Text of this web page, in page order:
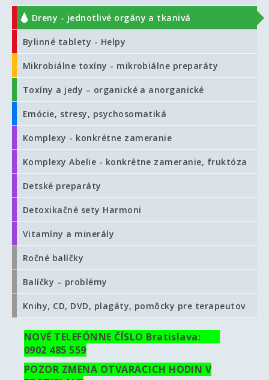
Dreny - jednotlivé orgány a tkanivá
Bylinné tablety - Helpy
Mikrobiálne toxíny - mikrobiálne preparáty
Toxíny a jedy – organické a anorganické
Emócie, stresy, psychosomatiká
Komplexy - konkrétne zameranie
Komplexy Abelie - konkrétne zameranie, fruktóza
Detské preparáty
Detoxikačné sety Harmoni
Vitamíny a minerály
Ročné balíčky
Balíčky – problémy
Knihy, CD, DVD, plagáty, pomôcky pre terapeutov
NOVÉ TELEFÓNNE ČÍSLO Bratislava:
0902 485 559
POZOR ZMENA OTVARACICH HODIN V